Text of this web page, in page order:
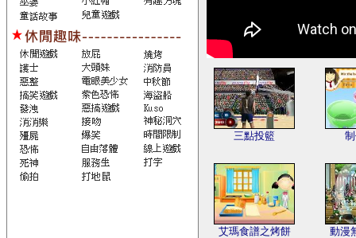
三點投籃
艾瑪食譜之烤餅 動漫